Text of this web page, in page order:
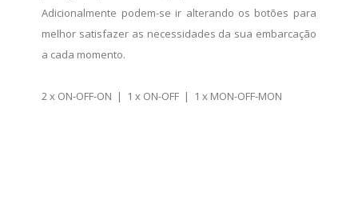
Adicionalmente podem-se ir alterando os botões para
melhor satisfazer as necessidades da sua embarcação
a cada momento.
2 x ON-OFF-ON | 1 x ON-OFF | 1 x MON-OFF-MON